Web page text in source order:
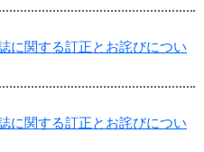
に関する訂正とお詫びについ
に関する訂正とお詫びについ